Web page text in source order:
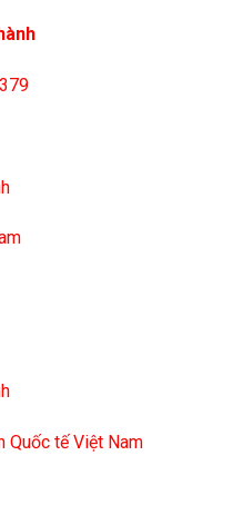
Quốc tế Việt Nam